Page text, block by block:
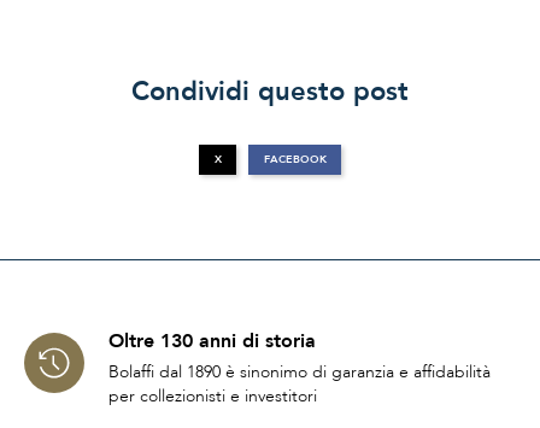
Condividi questo post
X FACEBOOK
Oltre 130 anni di storia
Bolaffi dal 1890 è sinonimo di garanzia e affidabilità
per collezionisti e investitori